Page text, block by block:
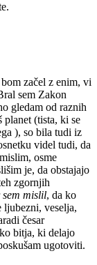
začel z enim, vi
sem Zakon
gledam od raznih
planet (tista, ki se
), so bila tudi iz
videl tudi, da
osme
je, da obstajajo
zgornjih
sem mislil, da ko
veselja,
česar
bitja, ki delajo
ugotoviti.